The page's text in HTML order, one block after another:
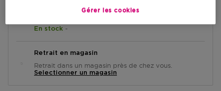
En stock -
Retrait en magasin
Retrait dans un magasin près de chez vous.
Selectionner un magasin
Gérer les cookies